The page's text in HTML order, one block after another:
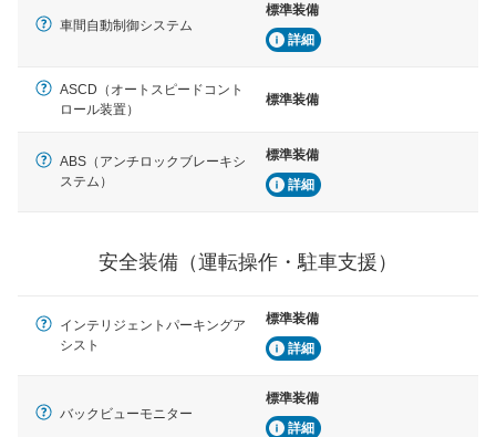
車間自動制御システム
標準装備
詳細
ASCD（オートスピードコント
ロール装置）
標準装備
ABS（アンチロックブレーキシ
ステム）
標準装備
詳細
安全装備（運転操作・駐車支援）
インテリジェントパーキングア
シスト
標準装備
詳細
バックビューモニター
標準装備
詳細